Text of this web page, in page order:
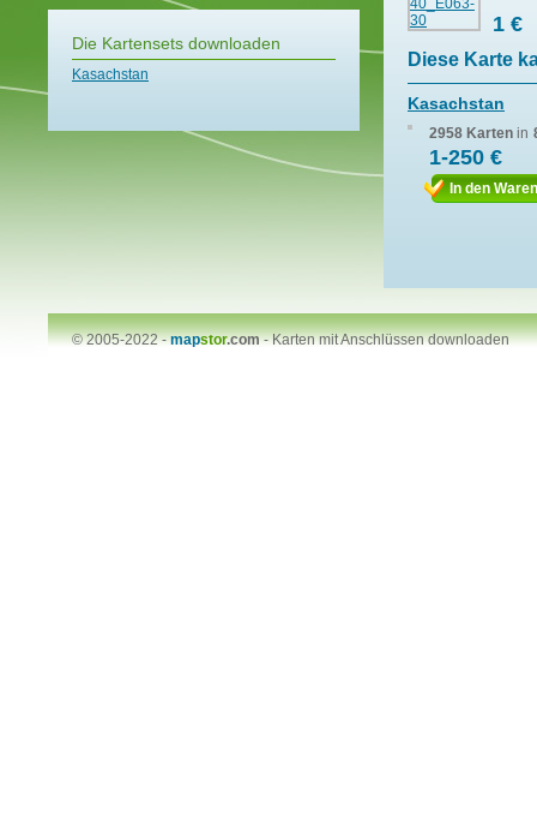
Die Kartensets downloaden
Kasachstan
1 €
Diese Karte
Kasachstan
2958 Karten in
1-250 €
In den
© 2005-2022 -mapstor.com-Karten mit Anschlüssen downloaden